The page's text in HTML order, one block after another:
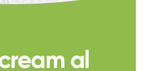
al